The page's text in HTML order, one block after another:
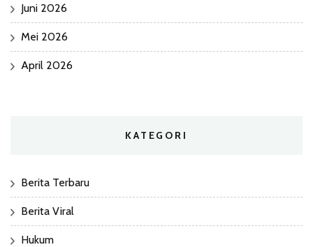
Juni 2026
Mei 2026
April 2026
KATEGORI
Berita Terbaru
Berita Viral
Hukum